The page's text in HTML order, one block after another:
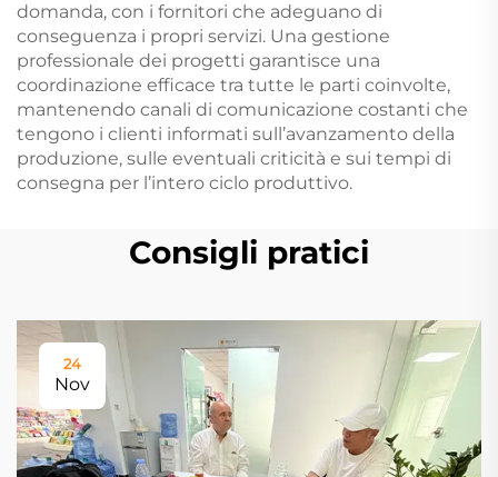
domanda, con i fornitori che adeguano di
conseguenza i propri servizi. Una gestione
professionale dei progetti garantisce una
coordinazione efficace tra tutte le parti coinvolte,
mantenendo canali di comunicazione costanti che
tengono i clienti informati sull’avanzamento della
produzione, sulle eventuali criticità e sui tempi di
consegna per l’intero ciclo produttivo.
Consigli pratici
24
Nov